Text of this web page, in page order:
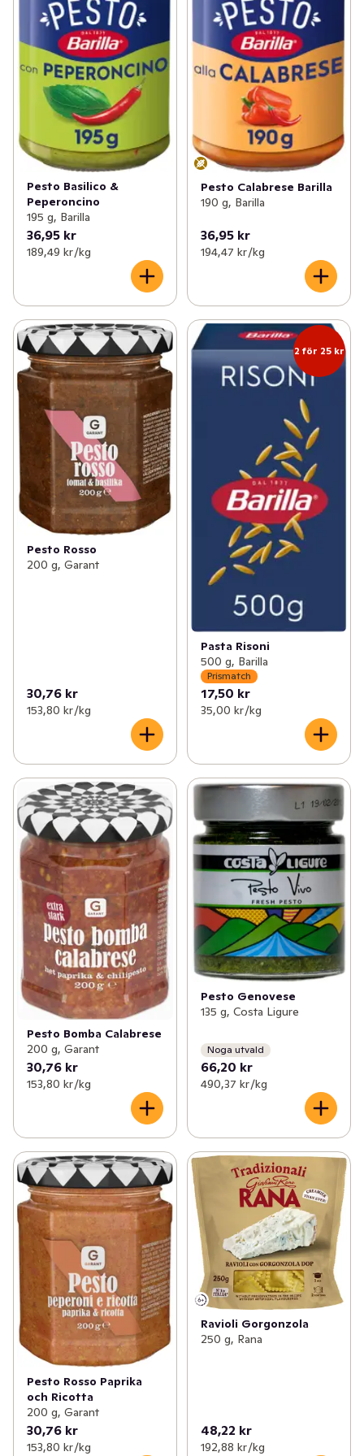
Pesto Basilico &
Peperoncino
195 g, Barilla
36,95 kr
189,49 kr /kg
Pesto Calabrese Barilla
190 g, Barilla
36,95 kr
194,47 kr /kg
Pesto Rosso
200 g, Garant
30,76 kr
153,80 kr /kg
2 för 25 kr
Pasta Risoni
500 g, Barilla
Prismatch
17,50 kr
35,00 kr /kg
Pesto Bomba Calabrese
200 g, Garant
30,76 kr
153,80 kr /kg
Pesto Genovese
135 g, Costa Ligure
Noga utvald
66,20 kr
490,37 kr /kg
Pesto Rosso Paprika
och Ricotta
200 g, Garant
30,76 kr
153,80 kr /kg
Ravioli Gorgonzola
250 g, Rana
48,22 kr
192,88 kr /kg